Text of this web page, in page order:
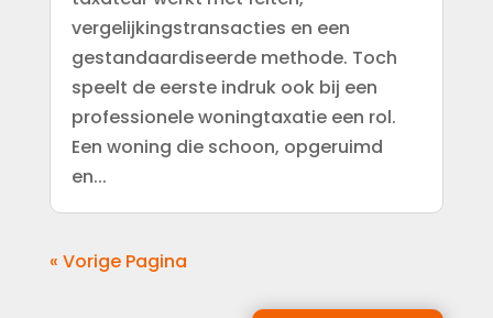
vergelijkingstransacties en een
gestandaardiseerde methode. Toch
speelt de eerste indruk ook bij een
professionele woningtaxatie een rol.
Een woning die schoon, opgeruimd
en...
« Vorige Pagina